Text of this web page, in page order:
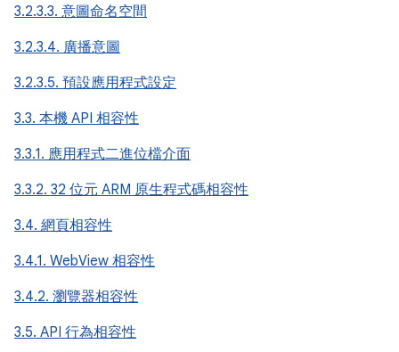
3.2.3.3. 意圖命名空間
3.2.3.4. 廣播意圖
3.2.3.5. 預設應用程式設定
3.3. 本機 API 相容性
3.3.1. 應用程式二進位檔介面
3.3.2. 32 位元 ARM 原生程式碼相容性
3.4. 網頁相容性
3.4.1. WebView 相容性
3.4.2. 瀏覽器相容性
3.5. API 行為相容性